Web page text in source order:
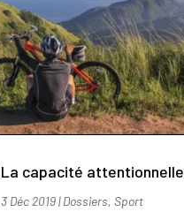
La capacité attentionnelle
3 Déc 2019|Dossiers, Sport